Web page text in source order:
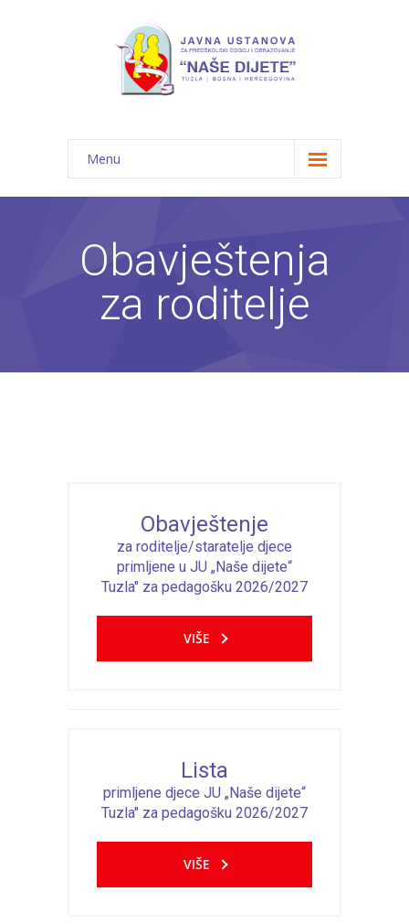
Menu
Početna
O nama
-- JU "Naše dijete"
---- Kolibri
---- Lastavica
---- Pčelica
---- Poletarac
---- Zvjezdica
-- Stručni tim
Obavještenja
za roditelje
Obavještenje
za roditelje/staratelje djece
primljene u JU „Naše dijete“
Tuzla" za pedagošku 2026/2027
VIŠE
Lista
primljene djece JU „Naše dijete“
Tuzla" za pedagošku 2026/2027
VIŠE